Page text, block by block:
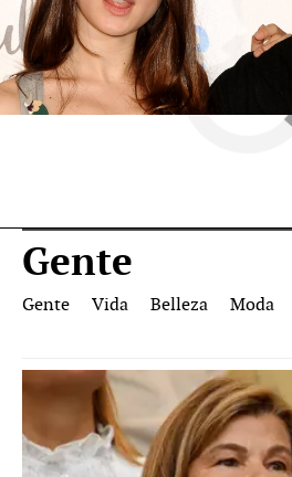
Gente
Gente Vida Belleza Moda